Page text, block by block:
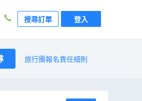
搜尋訂單 登入
旅行團報名責任細則